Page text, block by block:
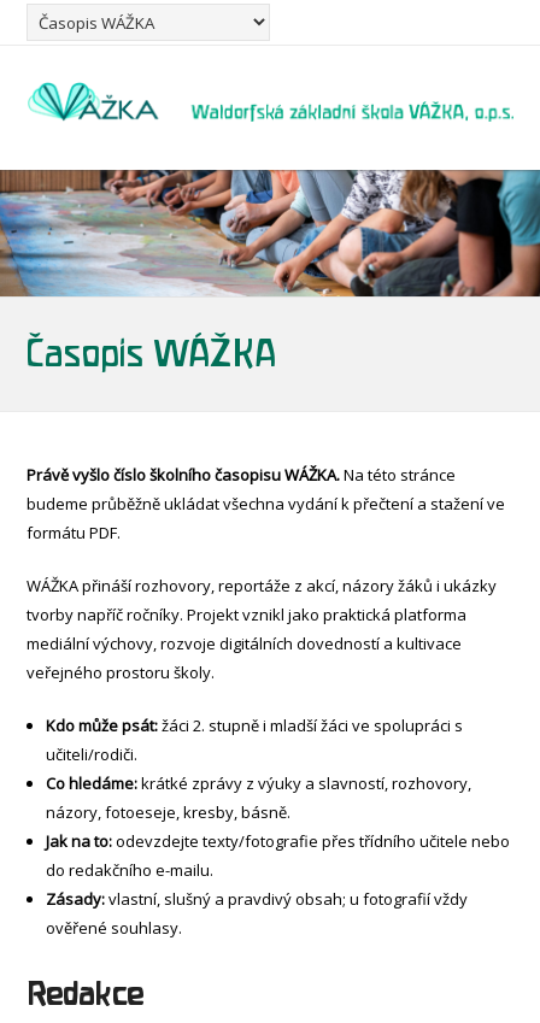
Časopis WÁŽKA
Právě vyšlo číslo školního časopisu WÁŽKA.Na této stránce
budeme průběžně ukládat všechna vydání k přečtení a stažení ve
formátu PDF.
WÁŽKA přináší rozhovory, reportáže z akcí, názory žáků i ukázky
tvorby napříč ročníky. Projekt vznikl jako praktická platforma
mediální výchovy, rozvoje digitálních dovedností a kultivace
veřejného prostoru školy.
Kdo může psát:žáci 2. stupně i mladší žáci ve spolupráci s
učiteli/rodiči.
Co hledáme:krátké zprávy z výuky a slavností, rozhovory,
názory, fotoeseje, kresby, básně.
Jak na to:odevzdejte texty/fotografie přes třídního učitele nebo
do redakčního e-mailu.
Zásady:vlastní, slušný a pravdivý obsah; u fotografií vždy
ověřené souhlasy.
Redakce